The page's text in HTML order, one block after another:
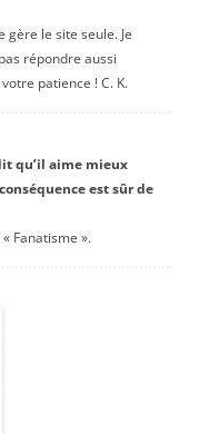
gère le site seule. Je
répondre aussi
patience ! C. K.
qu’il aime mieux
est sûr de
Fanatisme ».